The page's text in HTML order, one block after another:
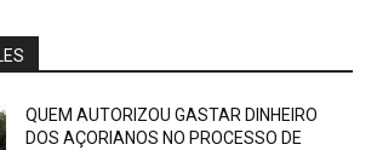
QUEM AUTORIZOU GASTAR DINHEIRO
DOS AÇORIANOS NO PROCESSO DE